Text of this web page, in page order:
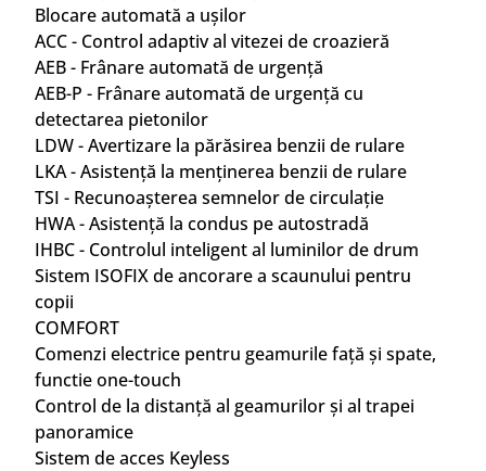
Blocare automată a ușilor
ACC - Control adaptiv al vitezei de croazieră
AEB - Frânare automată de urgență
AEB-P - Frânare automată de urgență cu
detectarea pietonilor
LDW - Avertizare la părăsirea benzii de rulare
LKA - Asistență la menținerea benzii de rulare
TSI - Recunoașterea semnelor de circulație
HWA - Asistență la condus pe autostradă
IHBC - Controlul inteligent al luminilor de drum
Sistem ISOFIX de ancorare a scaunului pentru
copii
COMFORT
Comenzi electrice pentru geamurile față și spate,
functie one-touch
Control de la distanță al geamurilor și al trapei
panoramice
Sistem de acces Keyless